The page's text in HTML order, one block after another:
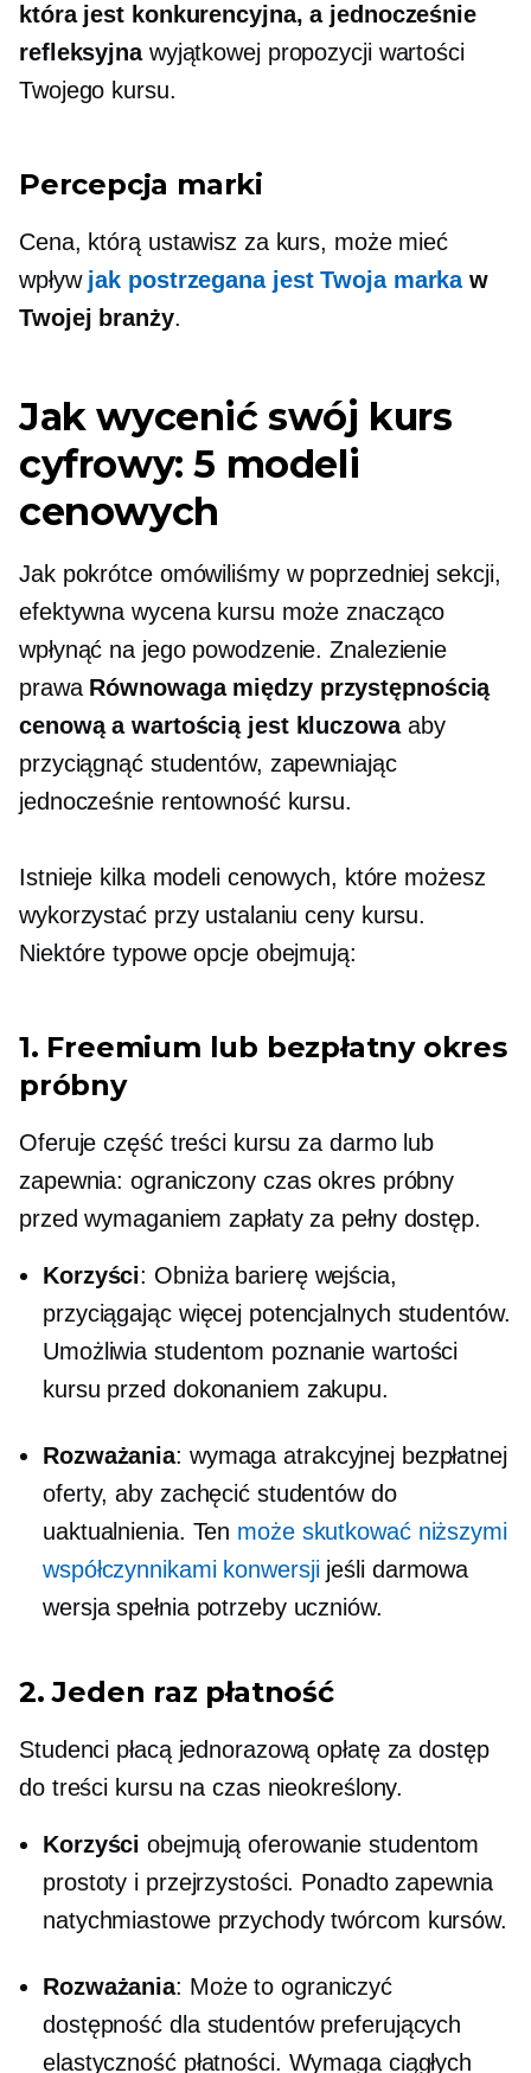
która jest konkurencyjna, a jednocześnie
refleksyjnawyjątkowej propozycji wartości
Twojego kursu.
Percepcja marki
Cena, którą ustawisz za kurs, może mieć
wpływ jak postrzegana jest Twoja markaw
Twojej branży.
Jak wycenić swój kurs
cyfrowy: 5 modeli
cenowych
Jak pokrótce omówiliśmy w poprzedniej sekcji,
efektywna wycena kursu może znacząco
wpłynąć na jego powodzenie. Znalezienie
prawa Równowaga między przystępnością
cenową a wartością jest kluczowaaby
przyciągnąć studentów, zapewniając
jednocześnie rentowność kursu.
Istnieje kilka modeli cenowych, które możesz
wykorzystać przy ustalaniu ceny kursu.
Niektóre typowe opcje obejmują:
1. Freemium lub bezpłatny okres
próbny
Oferuje część treści kursu za darmo lub
zapewnia:ograniczony czasokres próbny
przed wymaganiem zapłaty za pełny dostęp.
Korzyści: Obniża barierę wejścia,
przyciągając więcej potencjalnych studentów.
Umożliwia studentom poznanie wartości
kursu przed dokonaniem zakupu.
Rozważania: wymaga atrakcyjnej bezpłatnej
oferty, aby zachęcić studentów do
uaktualnienia. Ten może skutkować niższymi
współczynnikami konwersjijeśli darmowa
wersja spełnia potrzeby uczniów.
2.Jeden raz płatność
Studenci płacą jednorazową opłatę za dostęp
do treści kursu na czas nieokreślony. ​​
Korzyści obejmują oferowanie studentom
prostoty i przejrzystości. Ponadto zapewnia
natychmiastowe przychody twórcom kursów.
Rozważania: Może to ograniczyć
dostępność dla studentów preferujących
elastyczność płatności. Wymaga ciągłych